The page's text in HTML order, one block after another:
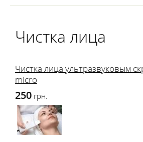
Чистка лица
Чистка лица ультразвуковым
micro
250 грн.